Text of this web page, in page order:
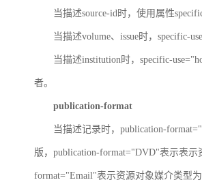
当描述source-id时，使用属性
当描述volume、issue时，specific-
当描述institution时，specific-
者。
publication-format
当描述记录时，publication-
版，publication-format="DVD"表示表
format="Email"表示资源对象媒介类型